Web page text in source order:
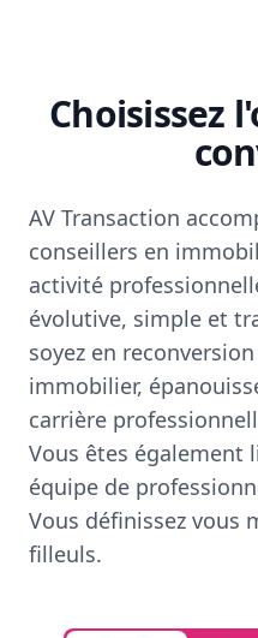
Choisissez
AV Transaction
conseillers en
activité
évolutive, simple et
soyez en
immobilier,
carrière
Vous êtes également
équipe de
Vous définissez vous
filleuls.